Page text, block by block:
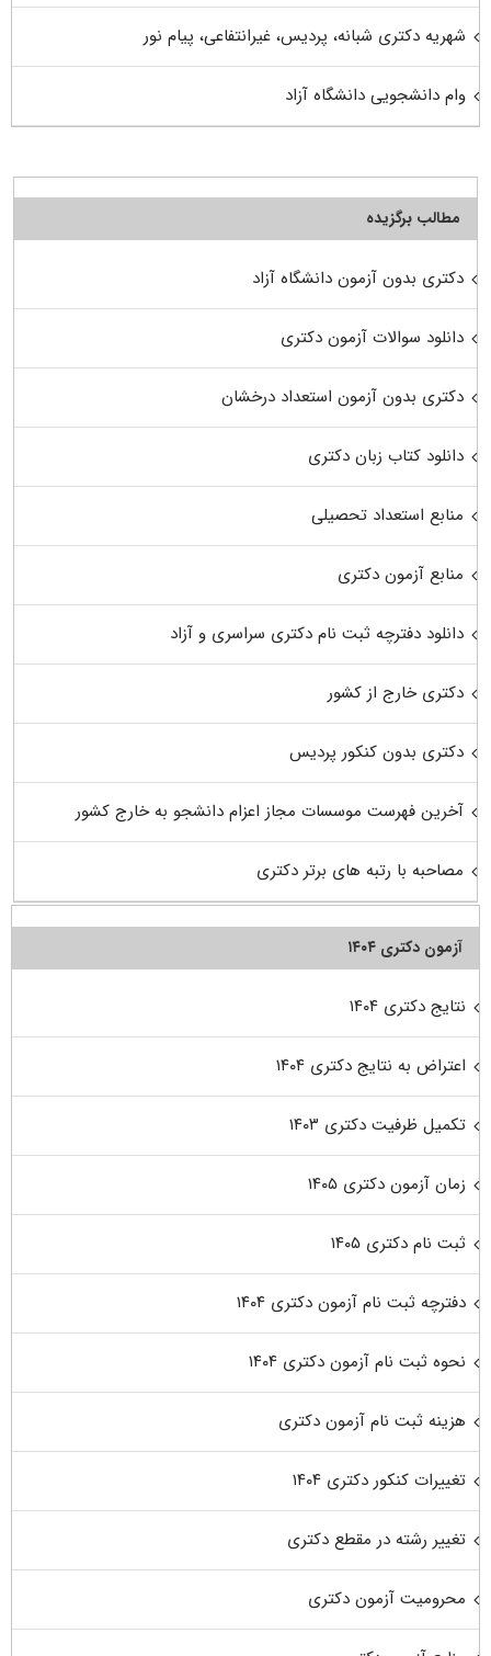
شهریه دکتری شبانه، پردیس، غیرانتفاعی، پیام نور
وام دانشجویی دانشگاه آزاد
مطالب برگزیده
دکتری بدون آزمون دانشگاه آزاد
دانلود سوالات آزمون دکتری
دکتری بدون آزمون استعداد درخشان
دانلود کتاب زبان دکتری
منابع استعداد تحصیلی
منابع آزمون دکتری
دانلود دفترچه ثبت نام دکتری سراسری و آزاد
دکتری خارج از کشور
دکتری بدون کنکور پردیس
آخرین فهرست موسسات مجاز اعزام دانشجو به خارج کشور
مصاحبه با رتبه های برتر دکتری
آزمون دکتری ۱۴۰۴
نتایج دکتری ۱۴۰۴
اعتراض به نتایج دکتری ۱۴۰۴
تکمیل ظرفیت دکتری ۱۴۰۳
زمان آزمون دکتری ۱۴۰۵
ثبت نام دکتری ۱۴۰۵
دفترچه ثبت نام آزمون دکتری ۱۴۰۴
نحوه ثبت نام آزمون دکتری ۱۴۰۴
هزینه ثبت نام آزمون دکتری
تغییرات کنکور دکتری ۱۴۰۴
تغییر رشته در مقطع دکتری
محرومیت آزمون دکتری